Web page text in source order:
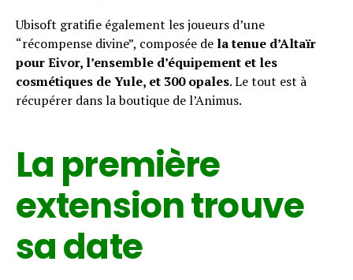
Ubisoft gratifie également les joueurs d’une
“récompense divine”, composée de la tenue d’Altaïr
pour Eivor, l’ensemble d’équipement et les
cosmétiques de Yule, et 300 opales. Le tout est à
récupérer dans la boutique de l’Animus.
La première
extension trouve
sa date